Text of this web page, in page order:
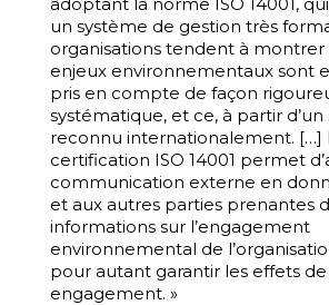
un système de gestion très
organisations tendent à montrer
enjeux environnementaux sont
pris en compte de façon
systématique, et ce, à partir
reconnu internationalement. […]
certification ISO 14001 permet
communication externe en
et aux autres parties prenantes
informations sur l’engagement
environnemental de
pour autant garantir les effets
engagement. »